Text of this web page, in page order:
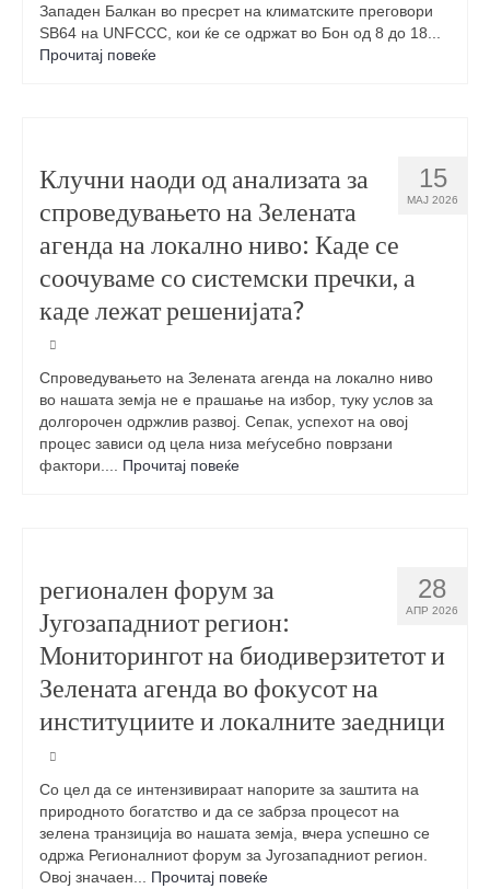
Западен Балкан во пресрет на климатските преговори
SB64 на UNFCCC, кои ќе се одржат во Бон од 8 до 18...
Прочитај повеќе
15
МАЈ 2026
Клучни наоди од анализата за
спроведувањето на Зелената
агенда на локално ниво: Каде се
соочуваме со системски пречки, а
каде лежат решенијата?
Спроведувањето на Зелената агенда на локално ниво
во нашата земја не е прашање на избор, туку услов за
долгорочен одржлив развој. Сепак, успехот на овој
процес зависи од цела низа меѓусебно поврзани
фактори.... Прочитај повеќе
28
АПР 2026
регионален форум за
Југозападниот регион:
Мониторингот на биодиверзитетот и
Зелената агенда во фокусот на
институциите и локалните заедници
Со цел да се интензивираат напорите за заштита на
природното богатство и да се забрза процесот на
зелена транзиција во нашата земја, вчера успешно се
одржа Регионалниот форум за Југозападниот регион.
Овој значаен... Прочитај повеќе